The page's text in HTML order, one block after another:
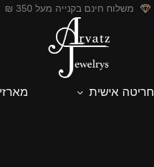
משלוח חינם בקנייה מעל 350 ₪
חריטה אישית